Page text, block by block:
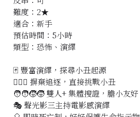
難度：2★
適合：新手
預估時間：5小時
類型：恐怖、演繹
🃏 豐富演繹，探尋小丑起源
🏃🏻‍♂️ 摒棄追逐，直接挑戰小丑
🧑‍🧑‍🧒‍🧒 雙人+ 集體搜證，膽小友好
🎭 聲光影三主持電影感演繹